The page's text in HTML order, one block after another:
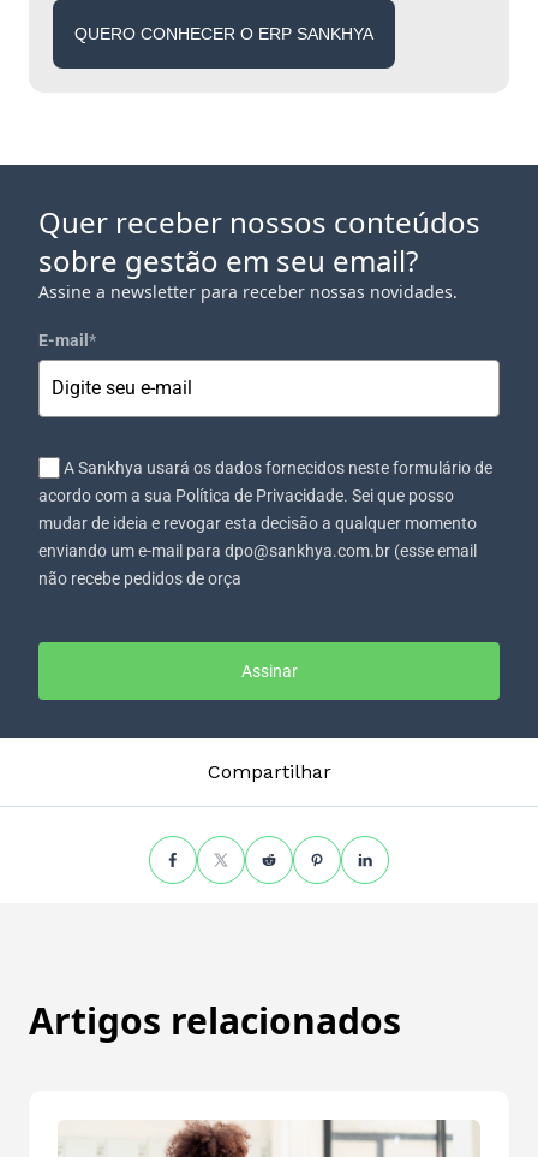
QUERO CONHECER O ERP SANKHYA
Quer receber nossos conteúdos
sobre gestão em seu email?
Assine a newsletter para receber nossas novidades.
E-mail *
A Sankhya usará os dados fornecidos neste formulário de
acordo com a sua Política de Privacidade. Sei que posso
mudar de ideia e revogar esta decisão a qualquer momento
enviando um e-mail para dpo@sankhya.com.br (esse email
não recebe pedidos de orça
Assinar
Compartilhar
Artigos relacionados